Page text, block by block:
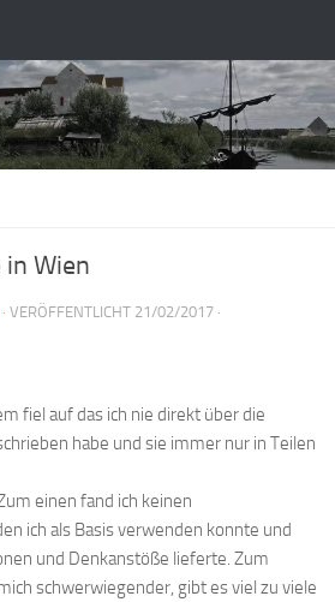
in Wien
· VERÖFFENTLICHT 21/02/2017 ·
fiel auf das ich nie direkt über die
habe und sie immer nur in Teilen
einen fand ich keinen
ich als Basis verwenden konnte und
und Denkanstöße lieferte. Zum
schwerwiegender, gibt es viel zu viele